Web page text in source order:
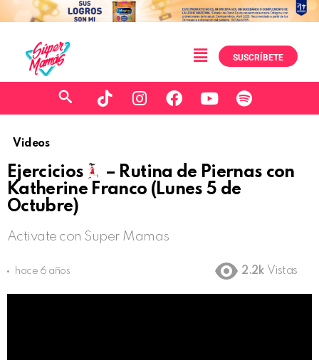
SUSCRÍBETE
Videos
Ejercicios
– Rutina de Piernas con
Katherine Franco (Lunes 5 de
Octubre)
Activate con Super Mamas
hace 6 años 2.2k Vistas